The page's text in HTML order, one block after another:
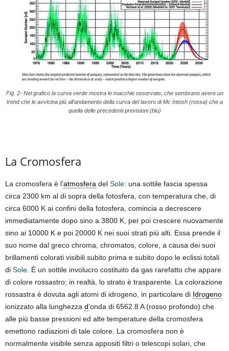
Fig. 2- Nel grafico la curva verde mostra le macchie osservate, che sembrano avere un
trend che le avvicina più all’andamento della curva del lavoro di Mc Intosh (rossa) che a
quella delle precedenti previsioni (blu)
La Cromosfera
La cromosfera è l’atmosfera del Sole: una sottile fascia spessa
circa 2300 km al di sopra della fotosfera, con temperatura che, di
circa 6000 K ai confini della fotosfera, comincia a decrescere
immediatamente dopo sino a 3800 K, per poi crescere nuovamente
sino ai 10000 K e poi 20000 K nei suoi strati più alti. Essa prende il
suo nome dal greco chroma, chromatos, colore, a causa dei suoi
brillamenti colorati visibili subito prima e subito dopo le eclissi totali
di Sole . È un sottile involucro costituito da gas rarefatto che appare
di colore rossastro; in realtà, lo strato è trasparente. La colorazione
rossastra è dovuta agli atomi di idrogeno, in particolare di Idrogeno
ionizzato alla lunghezza d’onda di 6562.8 A (rosso profondo) che
alle più basse pressioni ed alte temperature della cromosfera
emettono radiazioni di tale colore. La cromosfera non è
normalmente visibile senza appositi filtri o telescopi solari, che